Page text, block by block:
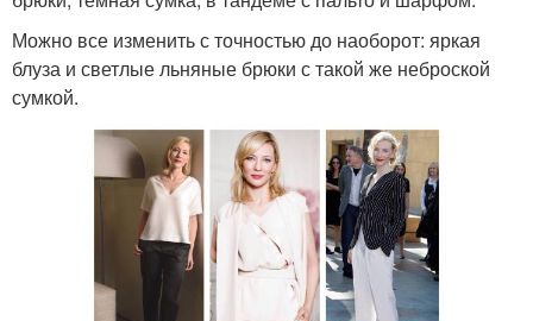
Можно все изменить с точностью до наоборот: яркая
блуза и светлые льняные брюки с такой же неброской
сумкой.